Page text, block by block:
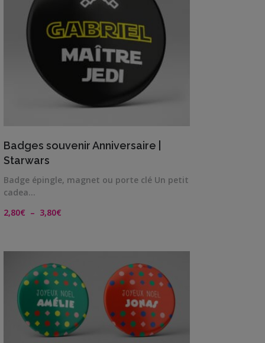
Badges souvenir Anniversaire |
Starwars
Badge épingle, magnet ou porte clé Un petit
cadea…
2,80€ – 3,80€
à
3,80€